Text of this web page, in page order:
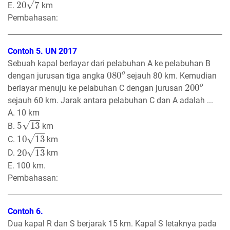
E.
km
Pembahasan:
Contoh 5. UN 2017
Sebuah kapal berlayar dari pelabuhan A ke pelabuhan B
dengan jurusan tiga angka
080o
sejauh 80 km. Kemudian
berlayar menuju ke pelabuhan C dengan jurusan
200o
sejauh 60 km. Jarak antara pelabuhan C dan A adalah ...
A. 10 km
B.
5 13
km
C.
10 13
km
D.
20 13
km
E. 100 km.
Pembahasan:
Contoh 6.
Dua kapal R dan S berjarak 15 km. Kapal S letaknya pada